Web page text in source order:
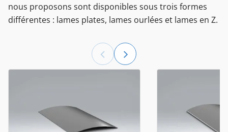
nous proposons sont disponibles sous trois formes
différentes : lames plates, lames ourlées et lames en Z.